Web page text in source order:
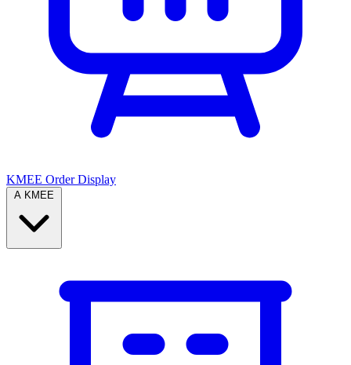
KMEE Order Display